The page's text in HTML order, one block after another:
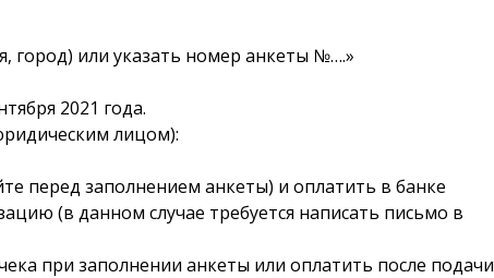
город) или указать номер анкеты №….»
2021 года.
лицом):
перед заполнением анкеты) и оплатить в банке
(в данном случае требуется написать письмо в
при заполнении анкеты или оплатить после подачи